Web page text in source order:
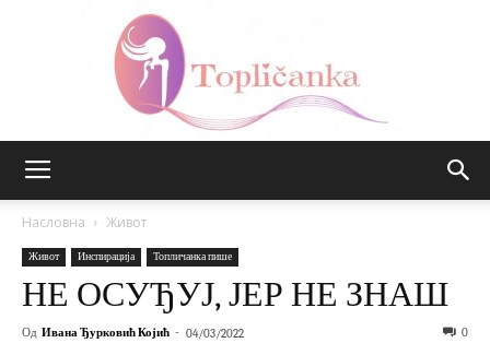
Насловна Живот
Живот Инспирација Топличанка пише
НЕ ОСУЂУЈ, ЈЕР НЕ ЗНАШ
Од Ивана Ђурковић Којић - 04/03/2022 0